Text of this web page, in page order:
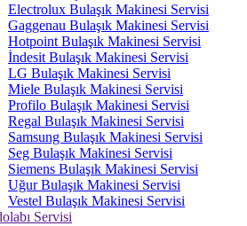
Electrolux Bulaşık Makinesi Servisi
Gaggenau Bulaşık Makinesi Servisi
Hotpoint Bulaşık Makinesi Servisi
İndesit Bulaşık Makinesi Servisi
LG Bulaşık Makinesi Servisi
Miele Bulaşık Makinesi Servisi
Profilo Bulaşık Makinesi Servisi
Regal Bulaşık Makinesi Servisi
Samsung Bulaşık Makinesi Servisi
Seg Bulaşık Makinesi Servisi
Siemens Bulaşık Makinesi Servisi
Uğur Bulaşık Makinesi Servisi
Vestel Bulaşık Makinesi Servisi
Servisi